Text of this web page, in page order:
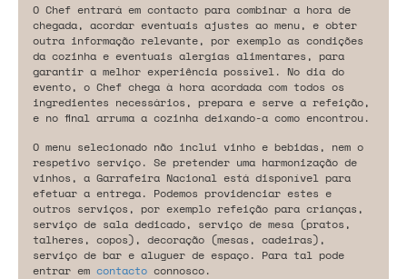
O Chef entrará em contacto para combinar a hora de
chegada, acordar eventuais ajustes ao menu, e obter
outra informação relevante, por exemplo as condições
da cozinha e eventuais alergias alimentares, para
garantir a melhor experiência possível. No dia do
evento, o Chef chega à hora acordada com todos os
ingredientes necessários, prepara e serve a refeição,
e no final arruma a cozinha deixando-a como encontrou.
O menu selecionado não inclui vinho e bebidas, nem o
respetivo serviço. Se pretender uma harmonização de
vinhos, a Garrafeira Nacional está disponível para
efetuar a entrega. Podemos providenciar estes e
outros serviços, por exemplo refeição para crianças,
serviço de sala dedicado, serviço de mesa (pratos,
talheres, copos), decoração (mesas, cadeiras),
serviço de bar e aluguer de espaço. Para tal pode
entrar em contacto connosco.